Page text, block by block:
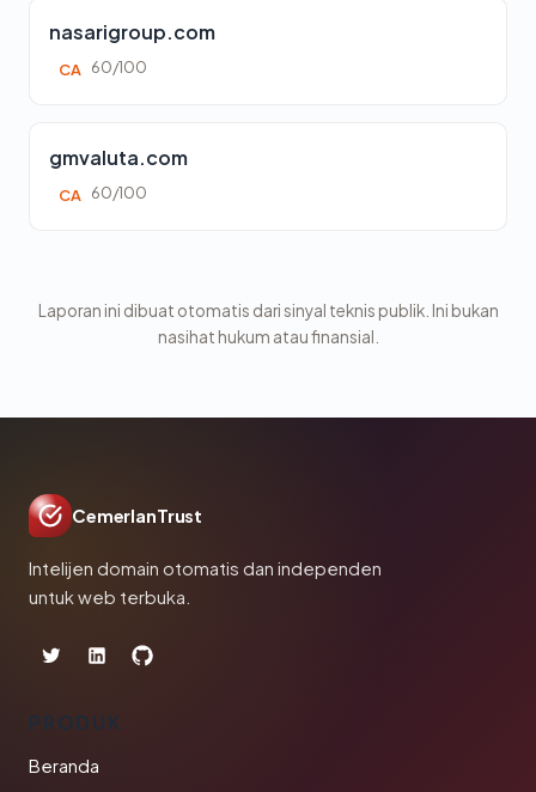
nasarigroup.com
CA 60/100
gmvaluta.com
CA 60/100
Laporan ini dibuat otomatis dari sinyal teknis publik. Ini bukan
nasihat hukum atau finansial.
CemerlanTrust
Intelijen domain otomatis dan independen
untuk web terbuka.
PRODUK
Beranda